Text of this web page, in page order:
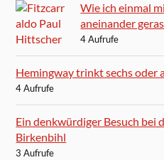
Wie ich einmal
aneinander
4 Aufrufe
Hemingway trinkt sechs oder
4 Aufrufe
Ein denkwürdiger Besuch bei
Birkenbihl
3 Aufrufe